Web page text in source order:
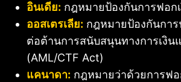
อินเดีย: กฎหมายป้องกันการฟอก
ออสเตรเลีย: กฎหมายป้องกันการ
ต่อต้านการสนับสนุนทางการเงิน
(AML/CTF Act)
แคนาดา: กฎหมายว่าด้วยการฟอ